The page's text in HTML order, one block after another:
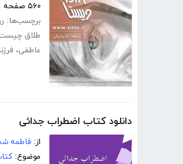
۵۶۰ صفحه
برچسب‌ها:
طلاق
عاطفی،
دانلود کتاب اضطراب جدائی
از: فاطمه
موضوع: